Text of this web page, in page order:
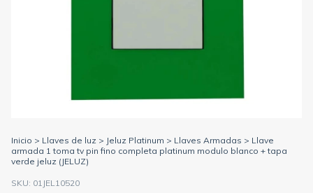
Inicio > Llaves de luz > Jeluz Platinum > Llaves Armadas > Llave
armada 1 toma tv pin fino completa platinum modulo blanco + tapa
verde jeluz (JELUZ)
SKU: 01JEL10520